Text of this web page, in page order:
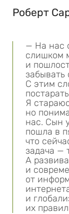
Роберт
— На нас
слишком
и
забывать
С этим
Я
но
нас. Сын
пошла в
что
задача —
А
и
от
и
их